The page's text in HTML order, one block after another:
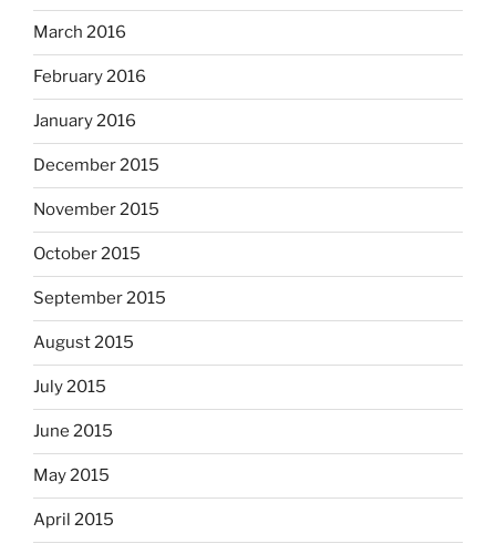
March 2016
February 2016
January 2016
December 2015
November 2015
October 2015
September 2015
August 2015
July 2015
June 2015
May 2015
April 2015